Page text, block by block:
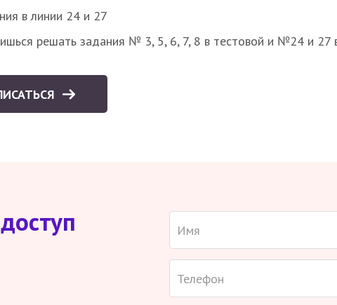
в линии 24 и 27
решать задания № 3, 5, 6, 7, 8 в тестовой и №24 и 27